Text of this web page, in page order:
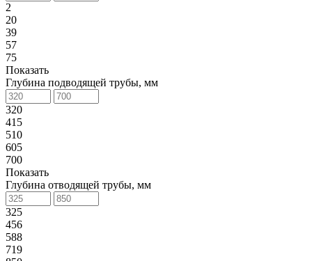
2
20
39
57
75
Показать
Глубина подводящей трубы, мм
320
415
510
605
700
Показать
Глубина отводящей трубы, мм
325
456
588
719